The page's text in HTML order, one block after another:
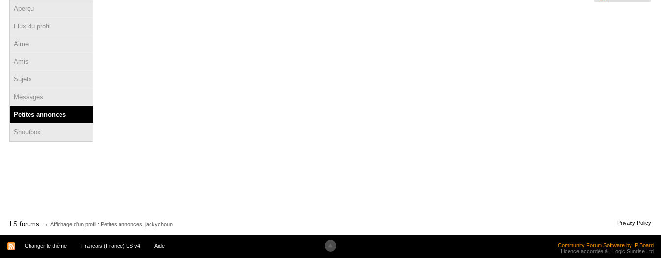
Aperçu
Flux du profil
Aime
Amis
Sujets
Messages
Petites annonces
Shoutbox
LS forums → Affichage d'un profil : Petites annonces: jackychoun Privacy Policy
Changer le thème Français (France) LS v4 Aide
Community Forum Software by IP.Board
Licence accordée à : Logic Sunrise Ltd